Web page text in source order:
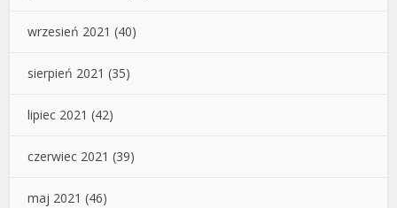
wrzesień 2021 (40)
sierpień 2021 (35)
lipiec 2021 (42)
czerwiec 2021 (39)
maj 2021 (46)